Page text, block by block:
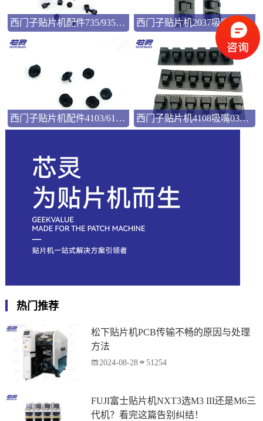
西门子贴片机配件735/935吸嘴00346524 西门子贴片机2037吸嘴03057033
西门子贴片机配件4103/6103吸嘴03101981 西门子贴片机4108吸嘴03103544
热门推荐
松下贴片机PCB传输不畅的原因与处理
方法
2024-08-28 51254
FUJI富士贴片机NXT3选M3 III还是M6三
代机？看完这篇告别纠结！